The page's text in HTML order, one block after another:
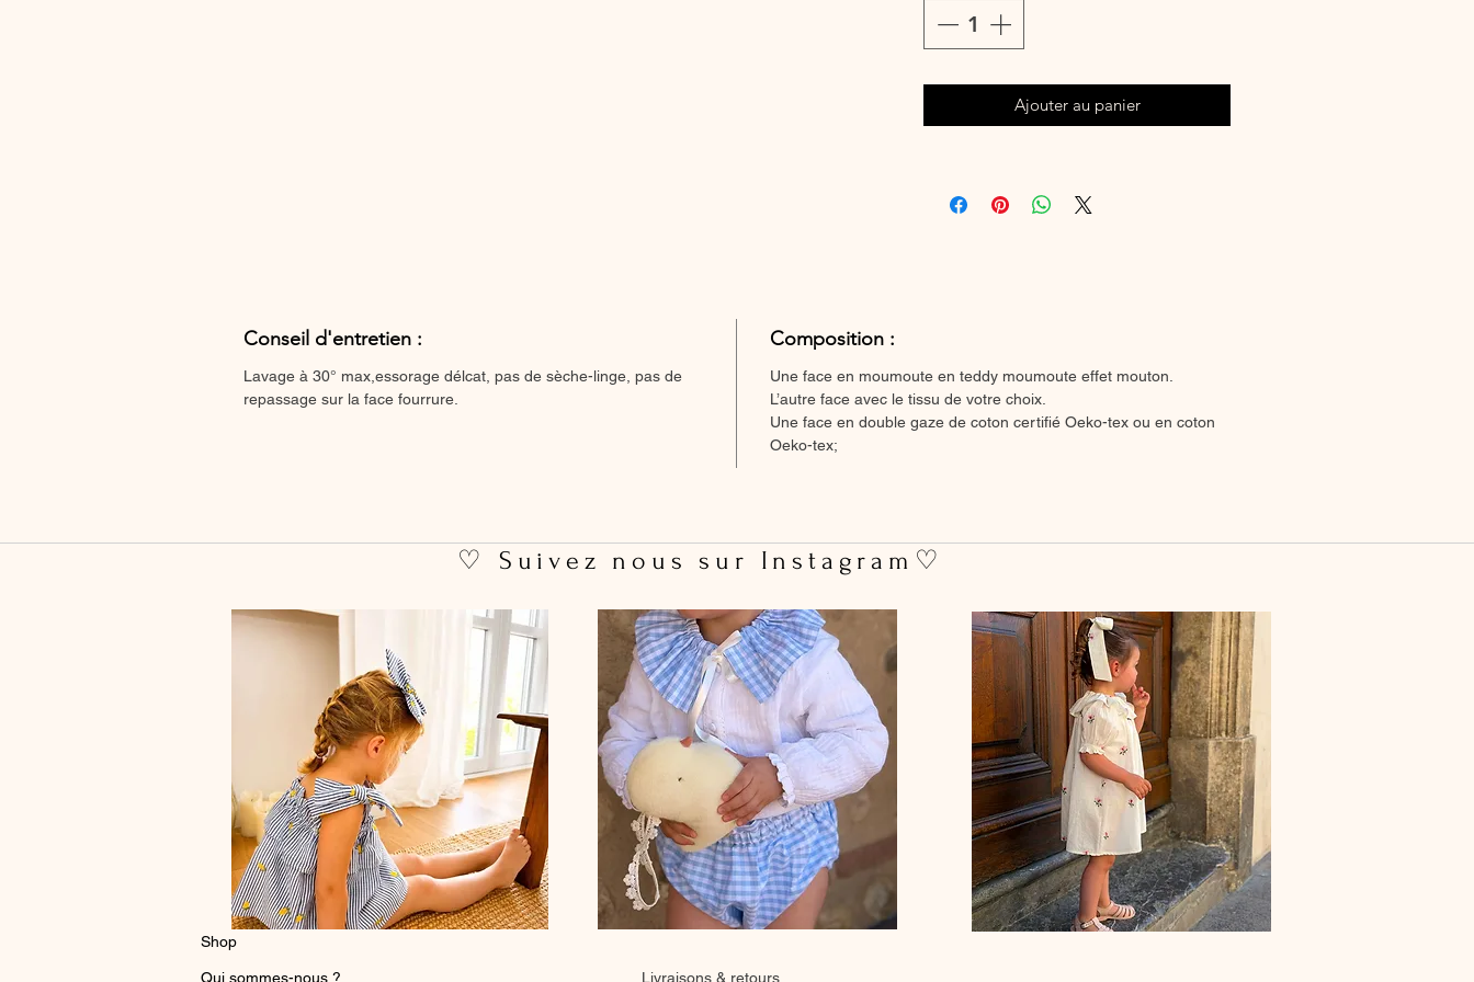
Ajouter au panier
Conseil d'entretien :
Lavage à 30° max,essorage délcat, pas de sèche-linge, pas de
repassage sur la face fourrure.
Composition :
Une face en moumoute en teddy moumoute effet mouton.
L’autre face avec le tissu de votre choix.
Une face en double gaze de coton certifié Oeko-tex ou en coton
Oeko-tex;
♡ Suivez nous sur Instagram♡
Shop
Qui sommes-nous ? Livraisons & retours